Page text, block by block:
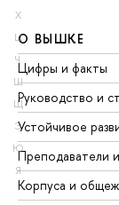
Х
Ц
Ч
Ш
Щ
Э
Ю
Я
О ВЫШКЕ
Цифры и факты
Руководство и
Устойчивое
Преподаватели
Корпуса и